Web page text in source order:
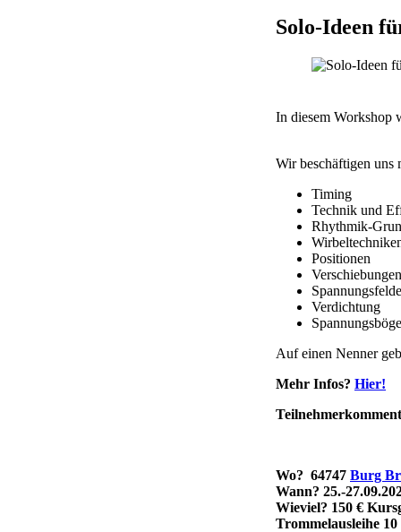
Solo-Ideen
In diesem Workshop
Wir beschäftigen uns
Timing
Technik und
Rhythmik-
Positionen
Verschiebungen
Verdichtung
Auf einen Nenner
Mehr Infos? Hier!
Wo? 64747 Burg
Wann? 25.-
Wieviel? 150 €
Trommelausleihe